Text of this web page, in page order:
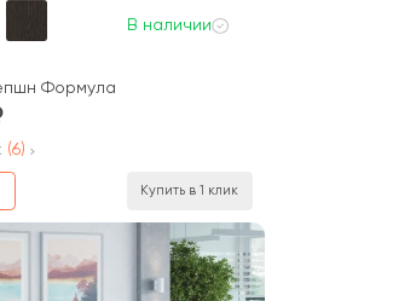
В наличии
Формула
(6)
Купить в 1 клик